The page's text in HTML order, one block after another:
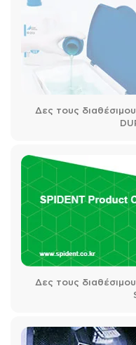
Δες τους
Δες τους